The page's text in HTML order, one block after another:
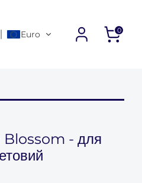
Euro 0
Blossom - для